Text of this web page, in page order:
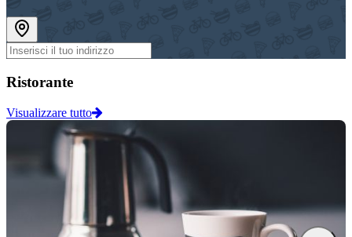
Ristorante
Visualizzare tutto